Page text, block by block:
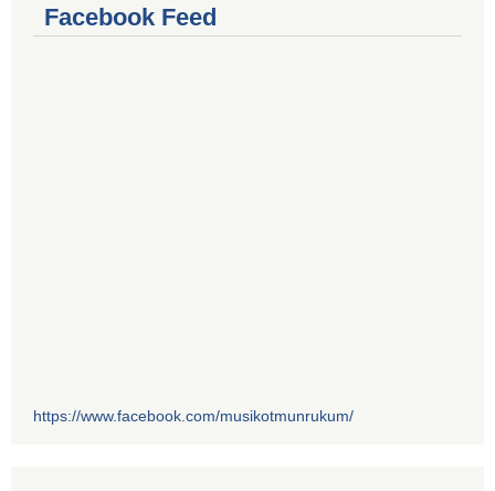
Facebook Feed
https://www.facebook.com/musikotmunrukum/